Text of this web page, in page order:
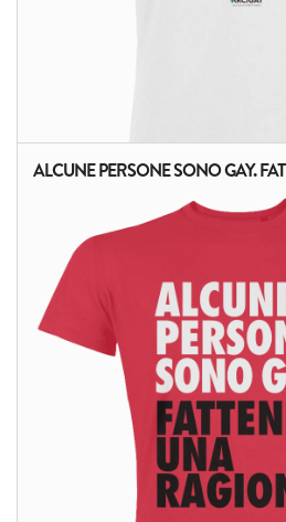
ALTRI PRODOTTI:
ALCUNE PERSONE SONO GAY.